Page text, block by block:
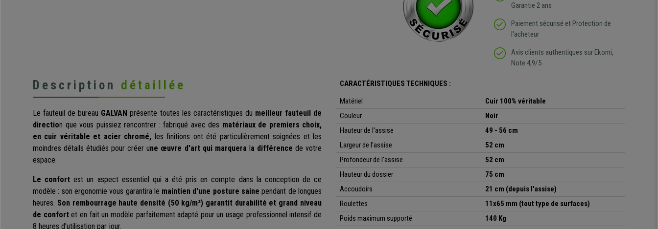
Garantie 2 ans
Paiement sécurisé et Protection de
l'acheteur
Avis clients authentiques sur Ekomi,
Note 4,9/5
Description détaillée
Le fauteuil de bureau GALVAN présente toutes les caractéristiques du meilleur fauteuil de
direction que vous puissiez rencontrer : fabriqué avec des matériaux de premiers choix,
en cuir véritable et acier chromé, les finitions ont été particulièrement soignées et les
moindres détails étudiés pour créer une œuvre d'art qui marquera la différence de votre
espace.
Le confort est un aspect essentiel qui a été pris en compte dans la conception de ce
modèle : son ergonomie vous garantira le maintien d'une posture saine pendant de longues
heures. Son rembourrage haute densité (50 kg/m³) garantit durabilité et grand niveau
de confortet en fait un modèle parfaitement adapté pour un usage professionnel intensif de
8 heures d'utilisation par jour.
CARACTÉRISTIQUES TECHNIQUES :
Matériel
Cuir 100% véritable
Couleur
Noir
Hauteur de l'assise
49 - 56 cm
Largeur de l'assise
52 cm
Profondeur de l'assise
52 cm
Hauteur du dossier
75 cm
Accoudoirs
21 cm (depuis l'assise)
Roulettes
11x65 mm (tout type de surfaces)
Poids maximum supporté
140 Kg